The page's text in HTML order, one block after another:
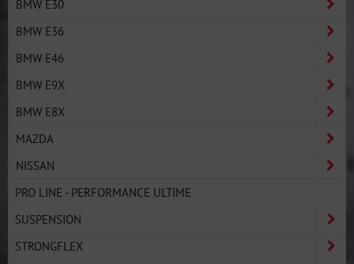
BMW E30
BMW E36
BMW E46
BMW E9X
BMW E8X
MAZDA
NISSAN
PRO LINE - PERFORMANCE ULTIME
SUSPENSION
STRONGFLEX